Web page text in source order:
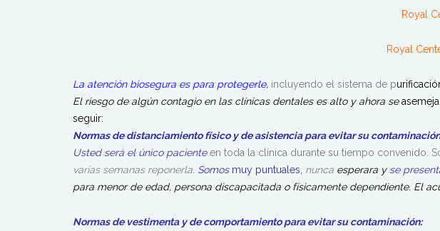
Royal
Royal
La atención biosegura es para protegerle, incluyendo el sistema de p
El riesgo de algún contagio en las clínicas dentaleses alto y ahora se
seguir:
Normas de distanciamiento físico y deasistencia para evitar sucontaminación
Usted será el único pacienteen toda la clínica durante su tiempo convenido.
varias semanas reponerla Somosmuy puntuales, nunca esperara y se
para menor de edad, persona discapacitada o físicamente dependiente. El
Normas de vestimenta y de comportamiento para evitar sucontaminación: